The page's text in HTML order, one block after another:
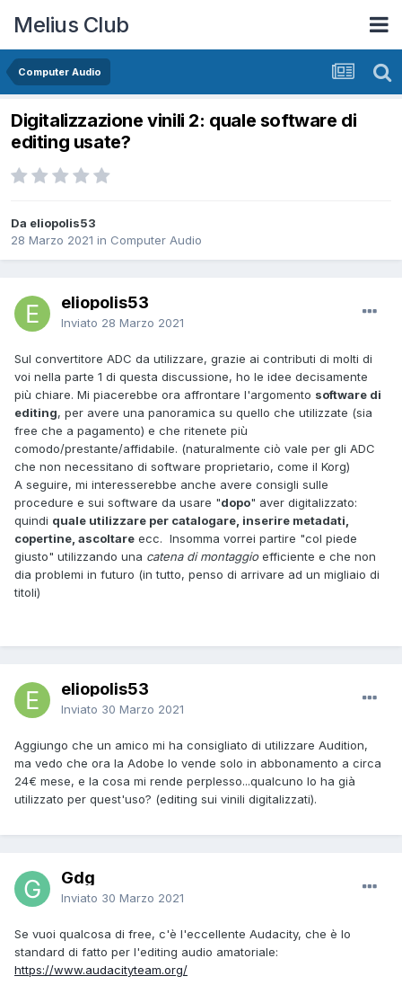
Melius Club
Computer Audio
Digitalizzazione vinili 2: quale software di
editing usate?
Da eliopolis53
28 Marzo 2021 in Computer Audio
eliopolis53
Inviato 28 Marzo 2021
Sul convertitore ADC da utilizzare, grazie ai contributi di molti di
voi nella parte 1 di questa discussione, ho le idee decisamente
più chiare. Mi piacerebbe ora affrontare l'argomento software di
editing, per avere una panoramica su quello che utilizzate (sia
free che a pagamento) e che ritenete più
comodo/prestante/affidabile. (naturalmente ciò vale per gli ADC
che non necessitano di software proprietario, come il Korg)
A seguire, mi interesserebbe anche avere consigli sulle
procedure e sui software da usare "dopo" aver digitalizzato:
quindi quale utilizzare per catalogare, inserire metadati,
copertine, ascoltare ecc. Insomma vorrei partire "col piede
giusto" utilizzando una catena di montaggioefficiente e che non
dia problemi in futuro (in tutto, penso di arrivare ad un migliaio di
titoli)
eliopolis53
Inviato 30 Marzo 2021
Aggiungo che un amico mi ha consigliato di utilizzare Audition,
ma vedo che ora la Adobe lo vende solo in abbonamento a circa
24€ mese, e la cosa mi rende perplesso...qualcuno lo ha già
utilizzato per quest'uso? (editing sui vinili digitalizzati).
Gdg
Inviato 30 Marzo 2021
Se vuoi qualcosa di free, c'è l'eccellente Audacity, che è lo
standard di fatto per l'editing audio amatoriale:
https://www.audacityteam.org/